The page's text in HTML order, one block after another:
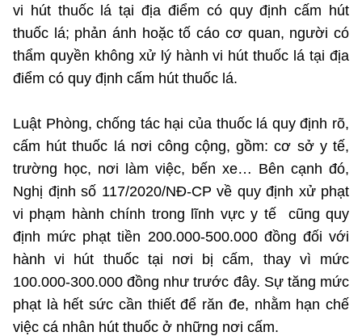
BỘ KHOA HỌC VÀ CÔNG NGHỆ
MINISTRY OF SCIENCE AND TECHNOLOGY
Điều khoản sử dụng Theo dõi MST: Góp ý
Chịu trách nhiệm nội dung: Nguyễn Thị Hải Hằng
Giám đốc Trung tâm Truyền thông Khoa học và Công nghệ.
Liên hệ
Địa chỉ: Ban Biên tập Cổng TTĐT - 18 Nguyễn Du, TP. Hà Nội
Điện thoại: 024 3936 9506
Email:stc@mst.gov.vn
©2026 Bản quyền thuộc Bộ Khoa Học và Công Nghệ
(Ghi rõ nguồn "https://mst.gov.vn" khi phát hành lại thông tin từ
vi hút thuốc lá tại địa điểm có quy định cấm hút
thuốc lá; phản ánh hoặc tố cáo cơ quan, người có
thẩm quyền không xử lý hành vi hút thuốc lá tại địa
điểm có quy định cấm hút thuốc lá.
Luật Phòng, chống tác hại của thuốc lá quy định rõ,
cấm hút thuốc lá nơi công cộng, gồm: cơ sở y tế,
trường học, nơi làm việc, bến xe… Bên cạnh đó,
Nghị định số 117/2020/NĐ-CP về quy định xử phạt
vi phạm hành chính trong lĩnh vực y tế cũng quy
định mức phạt tiền 200.000-500.000 đồng đối với
hành vi hút thuốc tại nơi bị cấm, thay vì mức
100.000-300.000 đồng như trước đây. Sự tăng mức
phạt là hết sức cần thiết để răn đe, nhằm hạn chế
việc cá nhân hút thuốc ở những nơi cấm.